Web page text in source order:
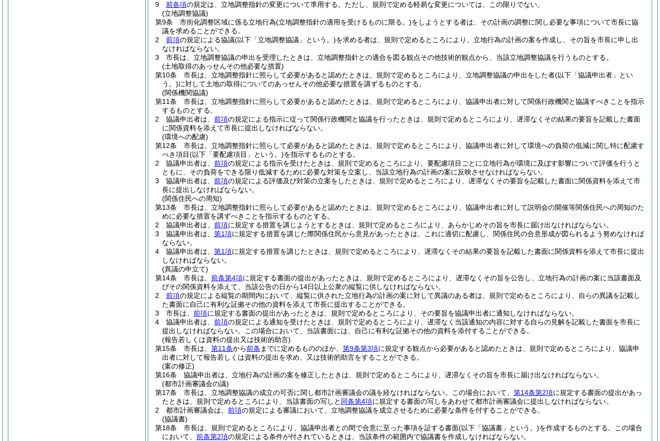
9
前各項の規定は、立地調整指針の変更について準用する。 ただし、規則で定める軽易な変更については、この限りでない。
(立地調整協議)
第9条
市街化調整区域に係る立地行為(立地調整指針の適用を受けるものに限る。)をしようとする者は、その計画の調整に関し必要な事項について市長に協
議を求めることができる。
2
前項の規定による協議(以下「立地調整協議」という。)を求める者は、規則で定めるところにより、立地行為の計画の案を作成し、その旨を市長に申し出
なければならない。
3
市長は、立地調整協議の申出を受理したときは、立地調整指針との適合を図る観点その他技術的観点から、当該立地調整協議を行うものとする。
(土地取得のあっせんその他必要な措置)
第10条
市長は、立地調整指針に照らして必要があると認めたときは、規則で定めるところにより、立地調整協議の申出をした者(以下「協議申出者」とい
う。)に対して土地の取得についてのあっせんその他必要な措置を講ずるものとする。
(関係機関協議)
第11条
市長は、立地調整指針に照らして必要があると認めたときは、規則で定めるところにより、協議申出者に対して関係行政機関と協議すべきことを指示
するものとする。
2
協議申出者は、 前項の規定による指示に従って関係行政機関と協議を行ったときは、規則で定めるところにより、遅滞なくその結果の要旨を記載した書面
に関係資料を添えて市長に提出しなければならない。
(環境への配慮)
第12条
市長は、立地調整指針に照らして必要があると認めたときは、規則で定めるところにより、協議申出者に対して環境への負荷の低減に関し特に配慮す
べき項目(以下「要配慮項目」という。)を指示するものとする。
2
協議申出者は、 前項の規定による指示を受けたときは、規則で定めるところにより、要配慮項目ごとに立地行為が環境に及ぼす影響について評価を行うと
ともに、その負荷をできる限り低減するために必要な対策を立案し、当該立地行為の計画の案に反映させなければならない。
3
協議申出者は、 前項の規定による評価及び対策の立案をしたときは、規則で定めるところにより、遅滞なくその要旨を記載した書面に関係資料を添えて市
長に提出しなければならない。
(関係住民への周知)
第13条
市長は、立地調整指針に照らして必要があると認めたときは、規則で定めるところにより、協議申出者に対して説明会の開催等関係住民への周知のた
めに必要な措置を講ずべきことを指示するものとする。
2
協議申出者は、 前項に規定する措置を講じようとするときは、規則で定めるところにより、あらかじめその旨を市長に届け出なければならない。
3
協議申出者は、 第1項に規定する措置を講じた際関係住民から意見があったときは、これに適切に配慮し、関係住民の合意形成が図られるよう努めなければ
ならない。
4
協議申出者は、 第1項に規定する措置を講じたときは、規則で定めるところにより、遅滞なくその結果の要旨を記載した書面に関係資料を添えて市長に提出
しなければならない。
(異議の申立て)
第14条
市長は、 前条第4項に規定する書面の提出があったときは、規則で定めるところにより、遅滞なくその旨を公告し、立地行為の計画の案に当該書面及
びその関係資料を添えて、当該公告の日から14日以上公衆の縦覧に供しなければならない。
2
前項の規定による縦覧の期間内において、縦覧に供された立地行為の計画の案に対して異議のある者は、規則で定めるところにより、自らの異議を記載し
た書面に自己に有利な証拠その他の資料を添えて市長に提出することができる。
3
市長は、 前項に規定する書面の提出があったときは、規則で定めるところにより、その要旨を協議申出者に通知しなければならない。
4
協議申出者は、 前項の規定による通知を受けたときは、規則で定めるところにより、遅滞なく当該通知の内容に対する自らの見解を記載した書面を市長に
提出しなければならない。
この場合において、当該書面には、自己に有利な証拠その他の資料を添付することができる。
(報告若しくは資料の提出又は技術的助言)
第15条
市長は、 第11条から前条 までに定めるもののほか、 第9条第3項に規定する観点から必要があると認めたときは、規則で定めるところにより、協議申
出者に対して報告若しくは資料の提出を求め、又は技術的助言をすることができる。
(案の修正)
第16条
協議申出者は、立地行為の計画の案を修正したときは、規則で定めるところにより、遅滞なくその旨を市長に届け出なければならない。
(都市計画審議会の議)
第17条
市長は、立地調整協議の成立の可否に関し都市計画審議会の議を経なければならない。 この場合において、 第14条第2項に規定する書面の提出があっ
たときは、規則で定めるところにより、当該書面の写しと 同条第4項に規定する書面の写しをあわせて都市計画審議会に提出しなければならない。
2
都市計画審議会は、 前項の規定による審議において、立地調整協議を成立させるために必要な条件を付することができる。
(協議書)
第18条
市長は、規則で定めるところにより、協議申出者との間で合意に至った事項を証する書面(以下「協議書」という。)を作成するものとする。
この場合
において、 前条第2項の規定による条件が付されているときは、当該条件の範囲内で協議書を作成しなければならない。